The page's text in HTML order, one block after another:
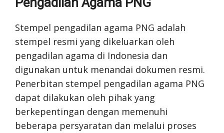
Stempel pengadilan agama PNG adalah
stempel resmi yang dikeluarkan oleh
pengadilan agama di Indonesia dan
digunakan untuk menandai dokumen resmi.
Penerbitan stempel pengadilan agama PNG
dapat dilakukan oleh pihak yang
berkepentingan dengan memenuhi
beberapa persyaratan dan melalui proses